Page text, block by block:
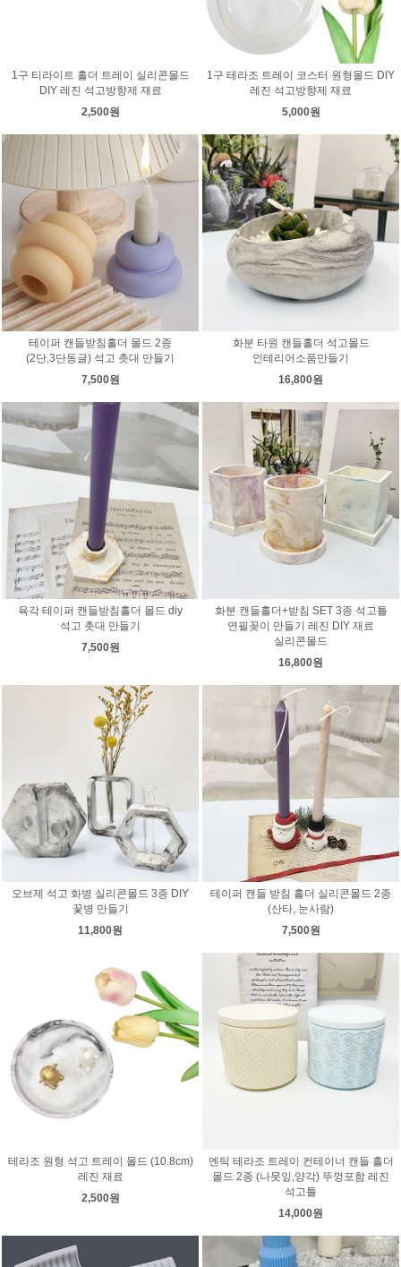
1구 티라이트 홀더 트레이 실리콘몰드
DIY 레진 석고방향제 재료
2,500원
1구 테라조 트레이 코스터 원형몰드 DIY
레진 석고방향제 재료
5,000원
테이퍼 캔들받침홀더 몰드 2종
(2단,3단동글) 석고 촛대 만들기
7,500원
화분 타원 캔들홀더 석고몰드
인테리어소품만들기
16,800원
육각 테이퍼 캔들받침홀더 몰드 diy
석고 촛대 만들기
7,500원
화분 캔들홀더+받침 SET 3종 석고틀
연필꽂이 만들기 레진 DIY 재료
실리콘몰드
16,800원
오브제 석고 화병 실리콘몰드 3종 DIY
꽃병 만들기
11,800원
테이퍼 캔들 받침 홀더 실리콘몰드 2종
(산타, 눈사람)
7,500원
테라조 원형 석고 트레이 몰드 (10.8cm)
레진 재료
2,500원
엔틱 테라조 트레이 컨테이너 캔들 홀더
몰드 2종 (나뭇잎,양각) 뚜껑포함 레진
석고틀
14,000원